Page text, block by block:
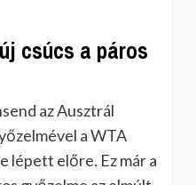
csúcs a páros
az Ausztrál
a WTA
lépett előre. Ez már a